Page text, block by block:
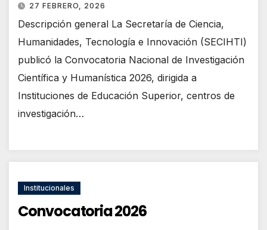
27 FEBRERO, 2026
Descripción general La Secretaría de Ciencia,
Humanidades, Tecnología e Innovación (SECIHTI)
publicó la Convocatoria Nacional de Investigación
Científica y Humanística 2026, dirigida a
Instituciones de Educación Superior, centros de
investigación…
Institucionales
Convocatoria 2026